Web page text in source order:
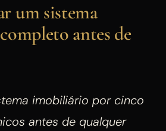
um sistema
antes de
imobiliário por cinco
antes de qualquer